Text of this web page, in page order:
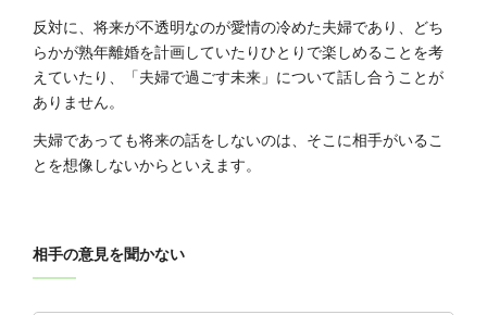
反対に、将来が不透明なのが愛情の冷めた夫婦であり、どち
らかが熟年離婚を計画していたりひとりで楽しめることを考
えていたり、「夫婦で過ごす未来」について話し合うことが
ありません。
夫婦であっても将来の話をしないのは、そこに相手がいるこ
とを想像しないからといえます。
相手の意見を聞かない